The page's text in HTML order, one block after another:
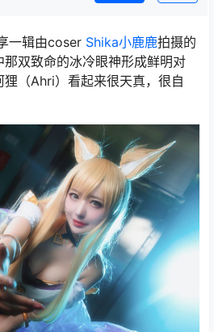
一辑由coser Shika小鹿鹿拍摄的
那双致命的冰冷眼神形成鲜明对
（Ahri）看起来很天真，很自